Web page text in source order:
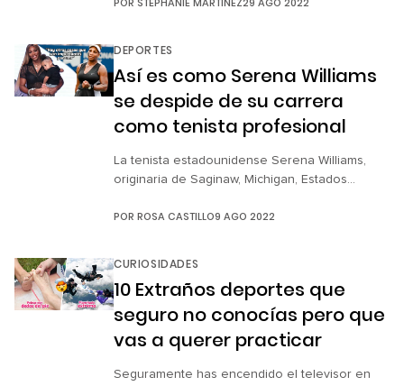
partido de la Liga local entre dos clubes de
POR STEPHANIE MARTÍNEZ29 AGO 2022
DEPORTES
Así es como Serena Williams
se despide de su carrera
como tenista profesional
La tenista estadounidense Serena Williams,
originaria de Saginaw, Michigan, Estados
carrera en el tenis profesional después de su
este 9 […]
POR ROSA CASTILLO9 AGO 2022
CURIOSIDADES
10 Extraños deportes que
seguro no conocías pero que
vas a querer practicar
Seguramente has encendido el televisor en